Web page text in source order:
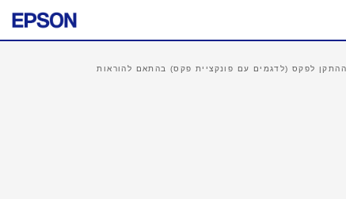
לפקס (לדגמים עם פונקציית פקס) בהתאם להוראות